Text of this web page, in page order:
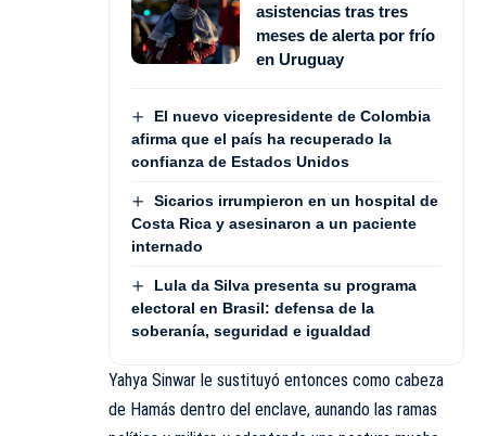
asistencias tras tres
meses de alerta por frío
en Uruguay
El nuevo vicepresidente de Colombia
afirma que el país ha recuperado la
confianza de Estados Unidos
Sicarios irrumpieron en un hospital de
Costa Rica y asesinaron a un paciente
internado
Lula da Silva presenta su programa
electoral en Brasil: defensa de la
soberanía, seguridad e igualdad
Yahya Sinwar le sustituyó entonces como cabeza
de Hamás dentro del enclave, aunando las ramas